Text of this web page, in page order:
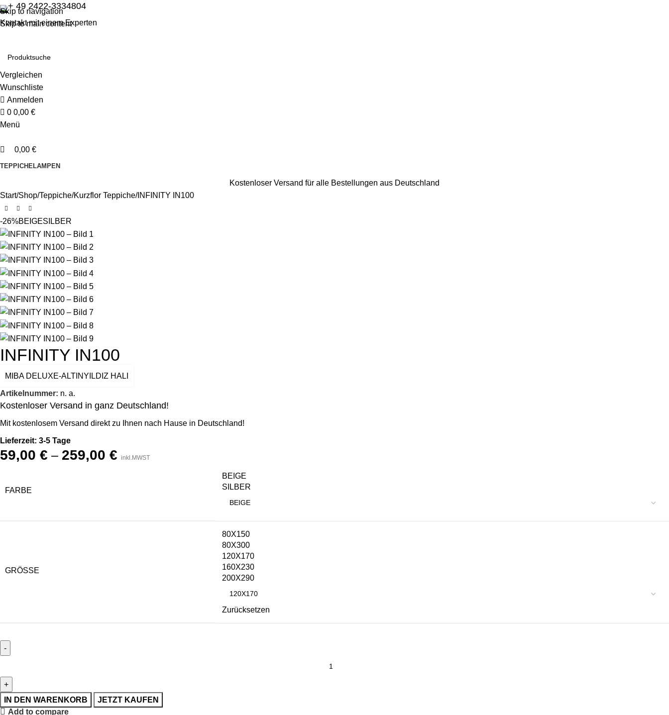
Skip to navigation
Skip to main content
+ 49 2422-3334804
Kontakt mit einem Experten
Vergleichen
Wunschliste
Anmelden
0 0,00 €
Menü
0,00 €
TEPPICHELAMPEN
Kostenloser Versand für alle Bestellungen aus Deutschland
Start Shop Teppiche Kurzflor Teppiche INFINITY IN100
-26%BEIGESILBER
INFINITY IN100
MIBA DELUXE-ALTINYILDIZ HALI
Artikelnummer: n. a.
Kostenloser Versand in ganz Deutschland!
Mit kostenlosem Versand direkt zu Ihnen nach Hause in Deutschland!
Lieferzeit: 3-5 Tage
59,00 € – 259,00 € inkl.MWST
FARBE
BEIGE
SILBER
GRÖSSE
80X150
80X300
120X170
160X230
200X290
Zurücksetzen
IN DEN WARENKORB
JETZT KAUFEN
Add to compare